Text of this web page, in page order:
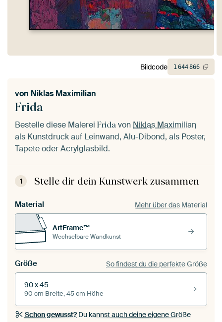
Frida
von Niklas Maximilian
Bestelle diese Malerei Frida vonNiklas Maximilian
als Kunstdruck auf Leinwand, Alu-Dibond, als Poster,
Tapete oder Acrylglasbild.
1 Stelle dir dein Kunstwerk zusammen
Material Mehr über das Material
ArtFrame™
Wechselbare Wandkunst
Größe So findest du die perfekte Größe
90 x 45
90 cm Breite, 45 cm Höhe
Schon gewusst?Du kannst auch deine eigene Größe
Bildcode 1644866